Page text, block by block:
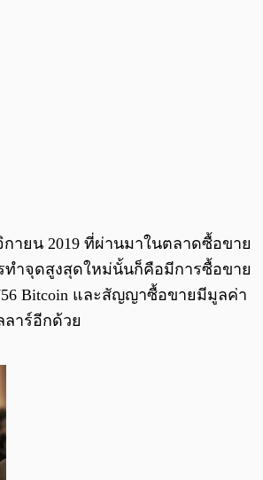
ายน 2019 ที่ผ่านมาในตลาดซื้อขาย
ทำจุดสูงสุดใหม่นั้นก็คือมีการซื้อขาย
Bitcoin และสัญญาซื้อขายมีมูลค่า
ลาร์อีกด้วย